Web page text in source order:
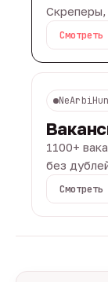
1100+
без